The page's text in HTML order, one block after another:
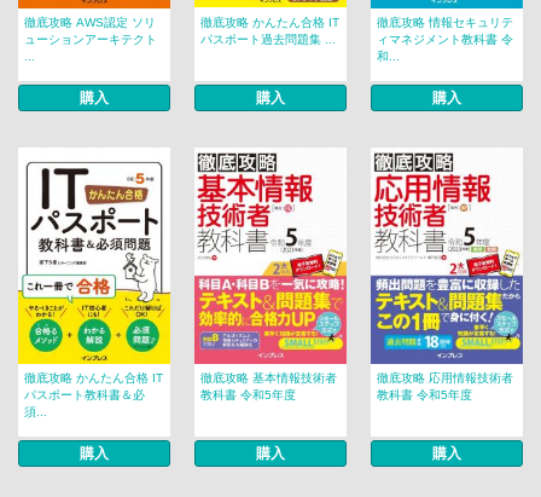
徹底攻略 AWS認定 ソリ
ューションアーキテクト
購入
徹底攻略 かんたん合格 IT
パスポート過去問題集 ...
購入
徹底攻略 情報セキュリテ
ィマネジメント教科書 令
和...
購入
徹底攻略 かんたん合格 IT
パスポート教科書＆必
須...
購入
徹底攻略 基本情報技術者
教科書 令和5年度
購入
徹底攻略 応用情報技術者
教科書 令和5年度
購入